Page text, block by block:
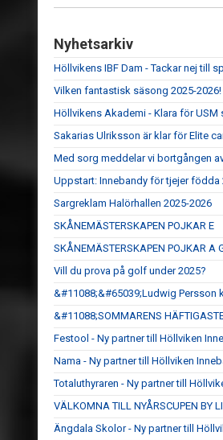
Nyhetsarkiv
Höllvikens IBF Dam - Tackar nej till
Vilken fantastisk säsong 2025-2026!
Höllvikens Akademi - Klara för USM
Sakarias Ulriksson är klar för Elite
Med sorg meddelar vi bortgången
Uppstart: Innebandy för tjejer födda
Sargreklam Halörhallen 2025-2026
SKÅNEMÄSTERSKAPEN POJKAR E
SKÅNEMÄSTERSKAPEN POJKAR A
Vill du prova på golf under 2025?
&#11088;&#65039;Ludwig Persson
&#11088;SOMMARENS
Festool - Ny partner till Höllviken
Nama - Ny partner till Höllviken
Totaluthyraren - Ny partner till
VÄLKOMNA TILL NYÅRSCUPEN BY
Ängdala Skolor - Ny partner till